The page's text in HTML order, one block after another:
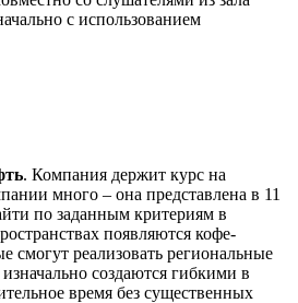
с использованием
. Компания держит курс на
много – она представлена в 11
по заданным критериям в
появляются кофе-
смогут реализовать региональные
создаются гибкими в
время без существенных